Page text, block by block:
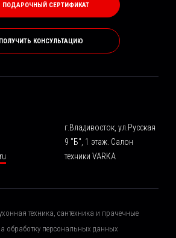
ПОДАРОЧНЫЙ СЕРТИФИКАТ
ПОЛУЧИТЬ КОНСУЛЬТАЦИЮ
г.Владивосток, ул.Русская
9 "Б", 1 этаж. Салон
техники VARKA
техника, сантехника и прачечные
обработку персональных данных